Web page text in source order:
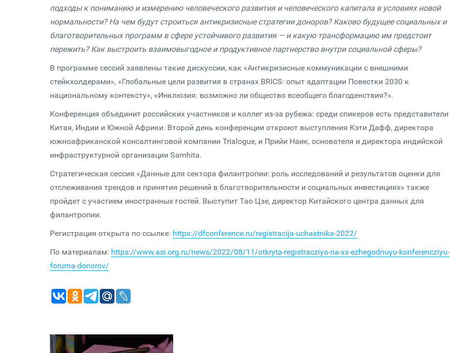
подходы к пониманию и измерению человеческого развития и человеческого капитала в условиях новой
нормальности? На чем будут строиться антикризисные стратегии доноров? Каково будущее социальных и
благотворительных программ в сфере устойчивого развития — и какую трансформацию им предстоит
пережить? Как выстроить взаимовыгодное и продуктивное партнерство внутри социальной сферы?
В программе сессий заявлены такие дискуссии, как «Антикризисные коммуникации с внешними
стейкхолдерами», «Глобальные цели развития в странах BRICS: опыт адаптации Повестки 2030 к
национальному контексту», «Инклюзия: возможно ли общество всеобщего благоденствия?».
Конференция объединит российских участников и коллег из-за рубежа: среди спикеров есть представители
Китая, Индии и Южной Африки. Второй день конференции откроют выступления Кэти Дафф, директора
южноафриканской консалтинговой компании Trialogue, и Прийи Наик, основателя и директора индийской
инфраструктурной организации Samhita.
Стратегическая сессия «Данные для сектора филантропии: роль исследований и результатов оценки для
отслеживания трендов и принятия решений в благотворительности и социальных инвестициях» также
пройдет с участием иностранных гостей. Выступит Тао Цзе, директор Китайского центра данных для
филантропии.
Регистрация открыта по ссылке: https://dfconference.ru/registracija-uchastnika-2022/
По материалам: https://www.asi.org.ru/news/2022/08/11/otkryta-registracziya-na-xx-ezhegodnuyu-konferencziyu-
foruma-donorov/